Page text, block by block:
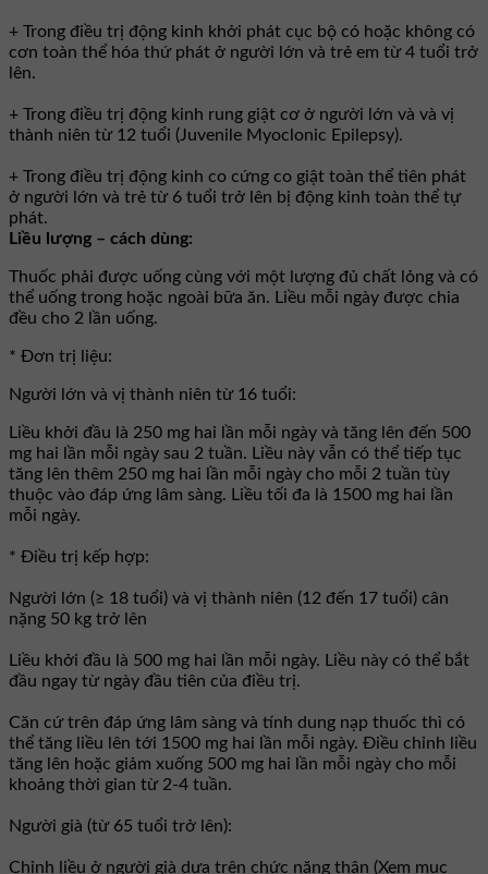
+ Trong điều trị động kinh khởi phát cục bộ có hoặc không có
cơn toàn thể hóa thứ phát ở người lớn và trẻ em từ 4 tuổi trở
lên.
+ Trong điều trị động kinh rung giật cơ ở người lớn và và vị
thành niên từ 12 tuổi (Juvenile Myoclonic Epilepsy).
+ Trong điều trị động kinh co cứng co giật toàn thể tiên phát
ở người lớn và trẻ từ 6 tuổi trở lên bị động kinh toàn thể tự
phát.
Liều lượng – cách dùng:
Thuốc phải được uống cùng với một lượng đủ chất lỏng và có
thể uống trong hoặc ngoài bữa ăn. Liều mỗi ngày được chia
đều cho 2 lần uống.
* Đơn trị liệu:
Người lớn và vị thành niên từ 16 tuổi:
Liều khởi đầu là 250 mg hai lần mỗi ngày và tăng lên đến 500
mg hai lần mỗi ngày sau 2 tuần. Liều này vẫn có thể tiếp tục
tăng lên thêm 250 mg hai lần mỗi ngày cho mỗi 2 tuần tùy
thuộc vào đáp ứng lâm sàng. Liều tối đa là 1500 mg hai lần
mỗi ngày.
* Điều trị kếp hợp:
Người lớn (≥ 18 tuổi) và vị thành niên (12 đến 17 tuổi) cân
nặng 50 kg trở lên
Liều khởi đầu là 500 mg hai lần mỗi ngày. Liều này có thể bắt
đầu ngay từ ngày đầu tiên của điều trị.
Căn cứ trên đáp ứng lâm sàng và tính dung nạp thuốc thì có
thể tăng liều lên tới 1500 mg hai lần mỗi ngày. Điều chỉnh liều
tăng lên hoặc giảm xuống 500 mg hai lần mỗi ngày cho mỗi
khoảng thời gian từ 2-4 tuần.
Người già (từ 65 tuổi trở lên):
Chỉnh liều ở người già dựa trên chức năng thận (Xem mục